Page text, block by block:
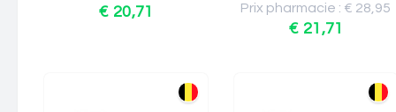
€ 20,71
Prix pharmacie : € 28,95
€ 21,71